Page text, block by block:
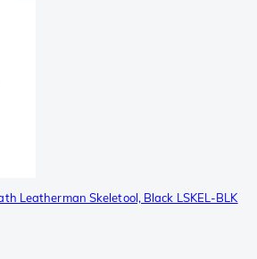
Leatherman Skeletool, Black LSKEL-BLK